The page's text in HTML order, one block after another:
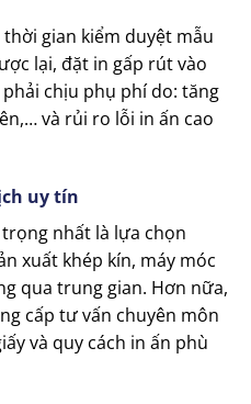
gian kiểm duyệt mẫu
lại, đặt in gấp rút vào
chịu phụ phí do: tăng
và rủi ro lỗi in ấn cao
uy tín
nhất là lựa chọn
xuất khép kín, máy móc
qua trung gian. Hơn nữa,
cấp tư vấn chuyên môn
và quy cách in ấn phù